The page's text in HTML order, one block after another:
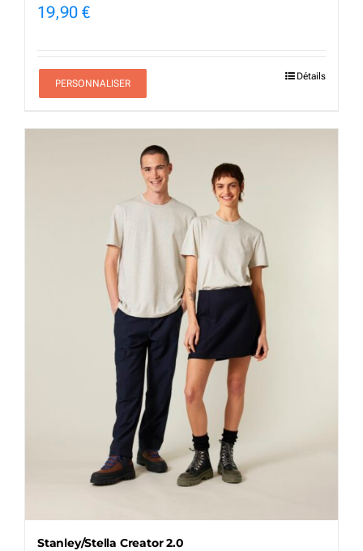
19,90€
PERSONNALISER
Détails
Stanley/Stella Creator 2.0